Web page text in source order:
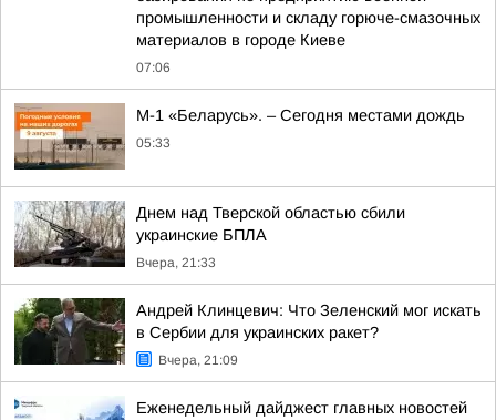
промышленности и складу горюче-смазочных
материалов в городе Киеве
07:06
М-1 «Беларусь». – Сегодня местами дождь
05:33
Днем над Тверской областью сбили
украинские БПЛА
Вчера, 21:33
Андрей Клинцевич: Что Зеленский мог искать
в Сербии для украинских ракет?
Вчера, 21:09
Еженедельный дайджест главных новостей